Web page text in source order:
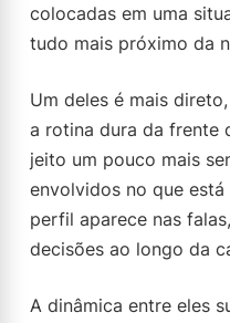
colocadas em uma
tudo mais próximo da
Um deles é mais
a rotina dura da frente
jeito um pouco mais
envolvidos no que
perfil aparece nas
decisões ao longo da
A dinâmica entre eles